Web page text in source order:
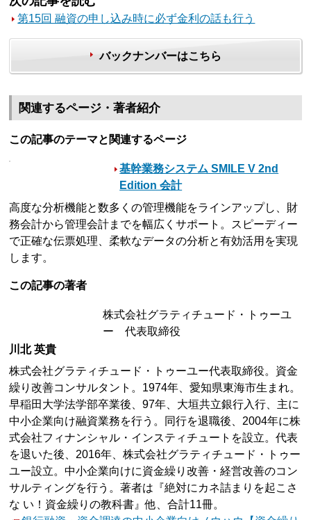
第15回 融資の申し込み時に必ず金利の話も行う
バックナンバーはこちら
関連するページ・著者紹介
この記事のテーマと関連するページ
基幹業務システム SMILE V 2nd
Edition 会計
高度な分析機能と数多くの管理機能をラインアップし、財
務会計から管理会計までを幅広くサポート。スピーディー
で正確な伝票処理、柔軟なデータの分析と有効活用を実現
します。
この記事の著者
株式会社グラティチュード・トゥーユ
ー 代表取締役
川北 英貴
株式会社グラティチュード・トゥーユー代表取締役。資金
繰り改善コンサルタント。1974年、愛知県東海市生まれ。
早稲田大学法学部卒業後、97年、大垣共立銀行入行、主に
中小企業向け融資業務を行う。同行を退職後、2004年に株
式会社フィナンシャル・インスティチュートを設立。代表
を退いた後、2016年、株式会社グラティチュード・トゥー
ユー設立。中小企業向けに資金繰り改善・経営改善のコン
サルティングを行う。著者は『絶対にカネ詰まりを起こさ
な い！資金繰りの教科書』他、合計11冊。